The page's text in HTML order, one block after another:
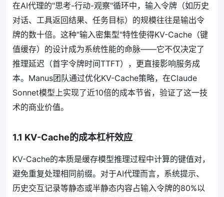
在AI代理的"思考-行动-观察"循环中，输入令牌（如历史
对话、工具返回结果、任务目标）的规模往往是输出令
牌的数十倍。这种"输入密集型"特性使得KV-Cache（键
值缓存）的设计成为系统性能的命脉——它不仅决定了
推理延迟（首字令牌时间TTFT），更直接影响服务成
本。Manus团队通过优化KV-Cache策略，在Claude
Sonnet模型上实现了近10倍的成本节省，验证了这一技
术的商业价值。
1.1 KV-Cache的成本杠杆效应
KV-Cache的本质是缓存模型推理过程中计算的键值对，
避免重复处理相同前缀。对于AI代理而言，系统提示、
历史交互记录等静态或半静态内容占输入令牌的80%以